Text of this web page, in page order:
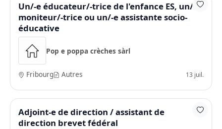
Un/-e éducateur/-trice de l'enfance ES, un/-e
moniteur/-trice ou un/-e assistante socio-
éducative
Pop e poppa crèches sàrl
Fribourg Autres 13 juil.
Adjoint-e de direction / assistant de
direction brevet fédéral